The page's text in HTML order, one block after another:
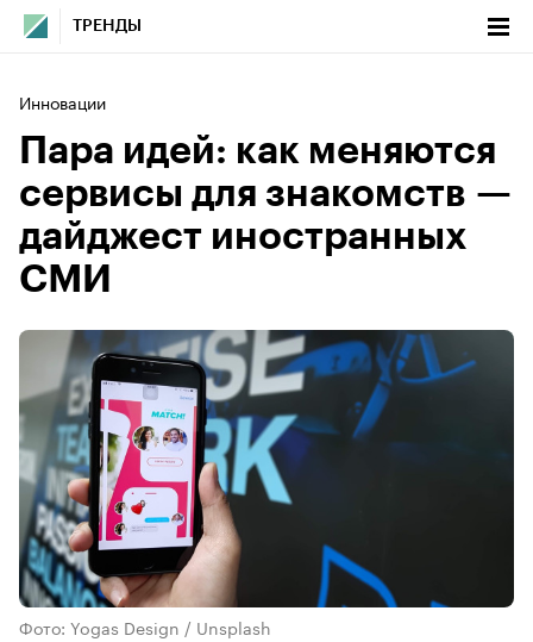
ТРЕНДЫ
Инновации
Пара идей: как меняются
сервисы для знакомств —
дайджест иностранных
СМИ
Фото: Yogas Design / Unsplash